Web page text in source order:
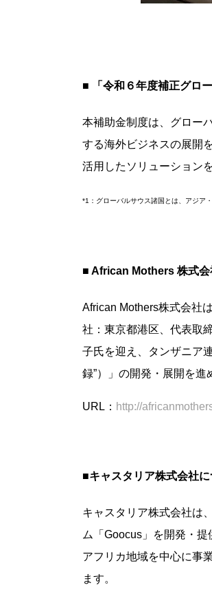
■ 「令和６年度補正グロ
本補助金制度は、グロー
する海外ビジネスの展開
活用したソリューション
*1：グローバルサウス諸国とは、アジア
■ African Mothers 株式会
African Mothers株式会社
社：東京都港区、代表取
子氏を迎え、タンザニア
録”）」の開発・展開を進
URL： http://
■キャスタリア株式会社に
キャスタリア株式会社は
ム「Goocus」を開発・
アフリカ地域を中心に事
ます。